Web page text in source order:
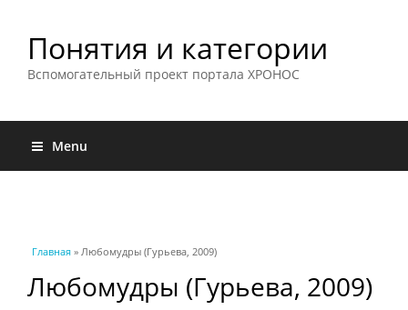
Понятия и категории
Вспомогательный проект портала ХРОНОС
Menu
Вы здесь
Главная » Любомудры (Гурьева, 2009)
Любомудры (Гурьева, 2009)